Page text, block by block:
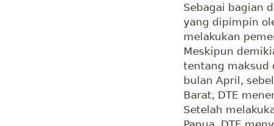
Sebagai bagian
yang dipimpin
melakukan
Meskipun
tentang maksud
bulan April,
Barat, DTE
Setelah